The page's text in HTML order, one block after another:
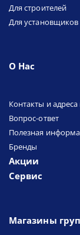
Для строителей
Для установщиков
О Нас
Контакты и
Вопрос-ответ
Полезная
Бренды
Акции
Сервис
Магазины